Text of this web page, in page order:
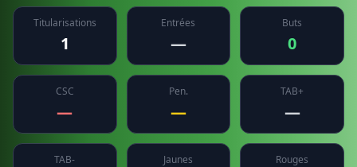
Titularisations
1
Entrées
—
Buts
0
CSC
—
Pen.
—
TAB+
—
TAB- Jaunes Rouges